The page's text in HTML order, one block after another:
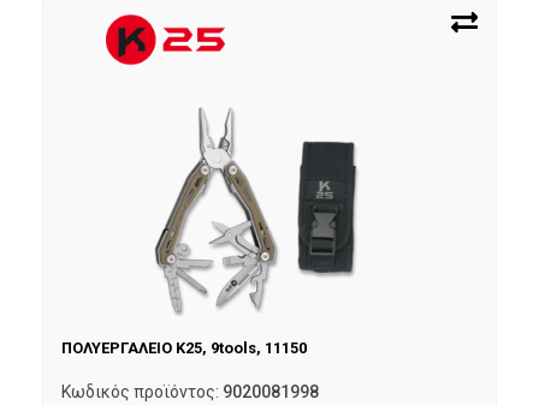
ΠΟΛΥΕΡΓΑΛΕΙΟ K25, 9tools, 11150
Κωδικός προϊόντος: 9020081998